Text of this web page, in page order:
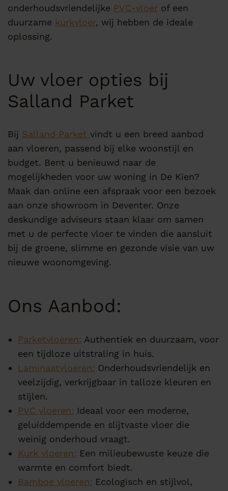
onderhoudsvriendelijke PVC-vloer of een
duurzame kurkvloer, wij hebben de ideale
oplossing.
Uw vloer opties bij
Salland Parket
Bij Salland Parket vindt u een breed aanbod
aan vloeren, passend bij elke woonstijl en
budget. Bent u benieuwd naar de
mogelijkheden voor uw woning in De Kien?
Maak dan online een afspraak voor een bezoek
aan onze showroom in Deventer. Onze
deskundige adviseurs staan klaar om samen
met u de perfecte vloer te vinden die aansluit
bij de groene, slimme en gezonde visie van uw
nieuwe woonomgeving.
Ons Aanbod:
Parketvloeren: Authentiek en duurzaam, voor
een tijdloze uitstraling in huis.
Laminaatvloeren: Onderhoudsvriendelijk en
veelzijdig, verkrijgbaar in talloze kleuren en
stijlen.
PVC vloeren: Ideaal voor een moderne,
geluiddempende en slijtvaste vloer die
weinig onderhoud vraagt.
Kurk vloeren: Een milieubewuste keuze die
warmte en comfort biedt.
Bamboe vloeren: Ecologisch en stijlvol,